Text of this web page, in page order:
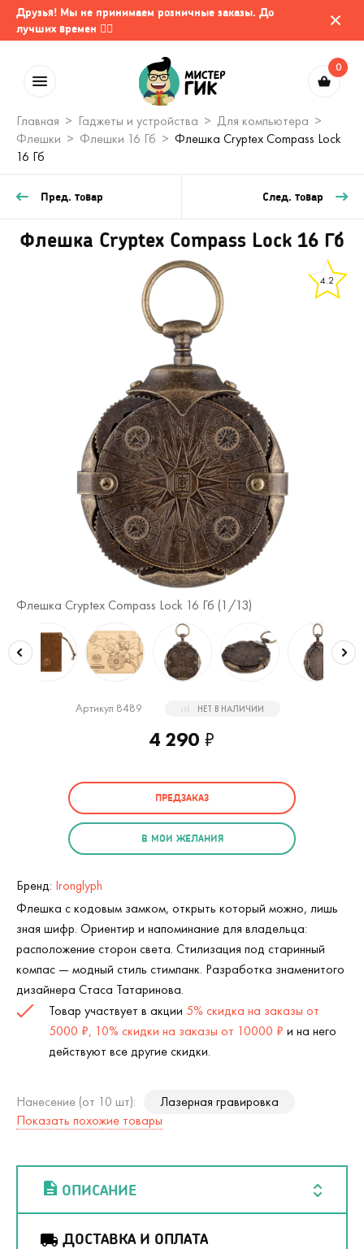
Друзья! Мы не принимаем розничные заказы. До
лучших времен 🤷‍♂️
0
Главная Гаджеты и устройства
Для компьютера
Флешки
Флешки 16 Гб
Флешка Cryptex Compass Lock
16 Гб
Пред. товар След. товар
Флешка Cryptex Compass Lock 16 Гб
4.2
Флешка Cryptex Compass Lock 16 Гб (1 /13)
Артикул 8489 НЕТ В НАЛИЧИИ
4 290 ₽
ПРЕДЗАКАЗ
В МОИ ЖЕЛАНИЯ
Бренд: Ironglyph
Флешка с кодовым замком, открыть который можно, лишь
зная шифр. Ориентир и напоминание для владельца:
расположение сторон света. Стилизация под старинный
компас — модный стиль стимпанк. Разработка знаменитого
дизайнера Стаса Татаринова.
Товар участвует в акции 5% скидка на заказы от
5000 ₽, 10% скидки на заказы от 10000 ₽ и на него
действуют все другие скидки.
Нанесение (от 10 шт):
Лазерная гравировка
Показать похожие товары
ОПИСАНИЕ
ДОСТАВКА И ОПЛАТА